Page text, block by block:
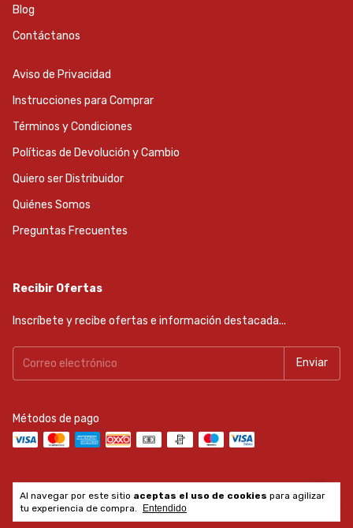
Al navegar por este sitio aceptas el uso de cookies para agilizar
tu experiencia de compra.
Entendido
Blog
Contáctanos
Aviso de Privacidad
Instrucciones para Comprar
Términos y Condiciones
Políticas de Devolución y Cambio
Quiero ser Distribuidor
Quiénes Somos
Preguntas Frecuentes
Recibir Ofertas
Inscríbete y recibe ofertas e información destacada...
Métodos de pago
Copyright Reiker Tools - 2026. Todos los derechos reservados.